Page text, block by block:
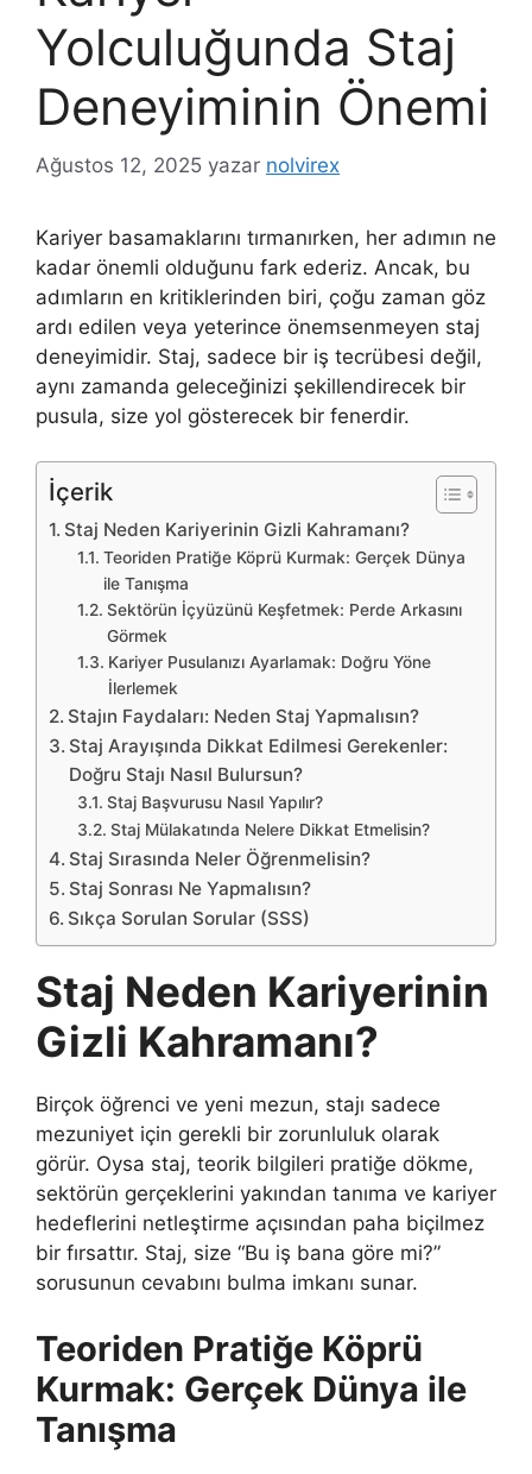
Yolculuğunda Staj
Deneyiminin Önemi
Ağustos 12, 2025 yazar nolvirex
Kariyer basamaklarını tırmanırken, her adımın ne
kadar önemli olduğunu fark ederiz. Ancak, bu
adımların en kritiklerinden biri, çoğu zaman göz
ardı edilen veya yeterince önemsenmeyen staj
deneyimidir. Staj, sadece bir iş tecrübesi değil,
aynı zamanda geleceğinizi şekillendirecek bir
pusula, size yol gösterecek bir fenerdir.
İçerik
Staj Neden Kariyerinin Gizli Kahramanı?
Teoriden Pratiğe Köprü Kurmak: Gerçek Dünya
ile Tanışma
Sektörün İçyüzünü Keşfetmek: Perde Arkasını
Görmek
Kariyer Pusulanızı Ayarlamak: Doğru Yöne
İlerlemek
Stajın Faydaları: Neden Staj Yapmalısın?
Staj Arayışında Dikkat Edilmesi Gerekenler:
Doğru Stajı Nasıl Bulursun?
Staj Başvurusu Nasıl Yapılır?
Staj Mülakatında Nelere Dikkat Etmelisin?
Staj Sırasında Neler Öğrenmelisin?
Staj Sonrası Ne Yapmalısın?
Sıkça Sorulan Sorular (SSS)
Staj Neden Kariyerinin
Gizli Kahramanı?
Birçok öğrenci ve yeni mezun, stajı sadece
mezuniyet için gerekli bir zorunluluk olarak
görür. Oysa staj, teorik bilgileri pratiğe dökme,
sektörün gerçeklerini yakından tanıma ve kariyer
hedeflerini netleştirme açısından paha biçilmez
bir fırsattır. Staj, size “Bu iş bana göre mi?”
sorusunun cevabını bulma imkanı sunar.
Teoriden Pratiğe Köprü
Kurmak: Gerçek Dünya ile
Tanışma